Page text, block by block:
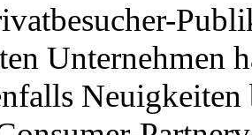
Unternehmen
Neuigkeiten